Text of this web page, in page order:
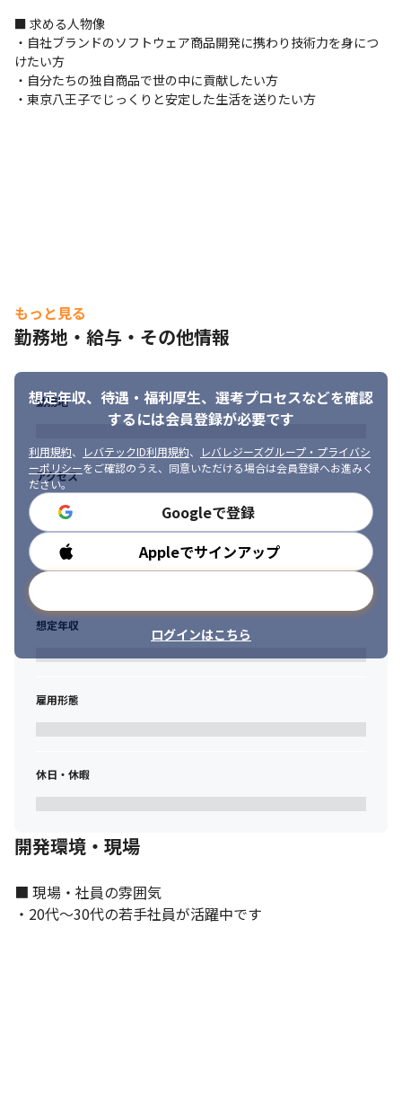
■ 求める人物像
・自社ブランドのソフトウェア商品開発に携わり技術力を身につ
けたい方
・自分たちの独自商品で世の中に貢献したい方
・東京八王子でじっくりと安定した生活を送りたい方
もっと見る
勤務地・給与・その他情報
想定年収、待遇・福利厚生、 選考プロセスなどを確認
するには会員登録が必要です
利用規約、 レバテックID利用規約、
レバレジーズグループ・プライバシ
ーポリシーをご確認のうえ、同意いただける場合は会員登録へお進みく
ださい。
Googleで登録
Appleでサインアップ
ログインはこちら
勤務地
アクセス
勤務時間
想定年収
雇用形態
休日・休暇
開発環境・現場
■ 現場・社員の雰囲気
・20代～30代の若手社員が活躍中です